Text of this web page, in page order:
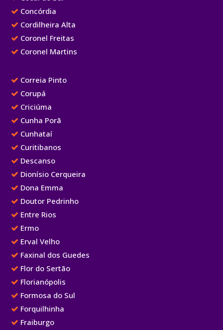
Concórdia
Cordilheira Alta
Coronel Freitas
Coronel Martins
Correia Pinto
Corupá
Criciúma
Cunha Porã
Cunhataí
Curitibanos
Descanso
Dionísio Cerqueira
Dona Emma
Doutor Pedrinho
Entre Rios
Ermo
Erval Velho
Faxinal dos Guedes
Flor do Sertão
Florianópolis
Formosa do Sul
Forquilhinha
Fraiburgo